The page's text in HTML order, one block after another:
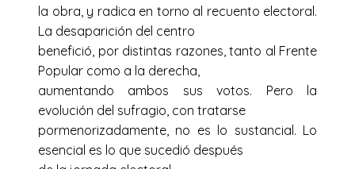
la obra, y radica en torno al recuento electoral.
La desaparición del centro
benefició, por distintas razones, tanto al Frente
Popular como a la derecha,
aumentando ambos sus votos. Pero la
evolución del sufragio, con tratarse
pormenorizadamente, no es lo sustancial. Lo
esencial es lo que sucedió después